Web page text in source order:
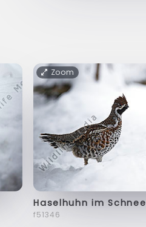
Zoom
Haselhuhn im Schnee
f51346